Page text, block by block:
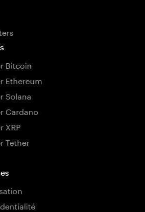
Bitcoin
Ethereum
Solana
Cardano
XRP
Tether